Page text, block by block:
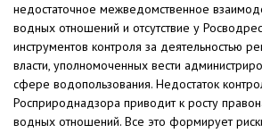
недостаточное межведомственное
водных отношений и отсутствие у
инструментов контроля за деятельностью
власти, уполномоченных вести
сфере водопользования. Недостаток
Росприроднадзора приводит к росту
водных отношений. Все это формирует